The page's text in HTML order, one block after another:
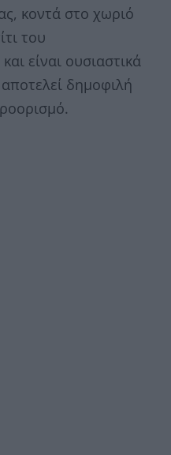
κοντά στο χωριό
του
είναι ουσιαστικά
δημοφιλή